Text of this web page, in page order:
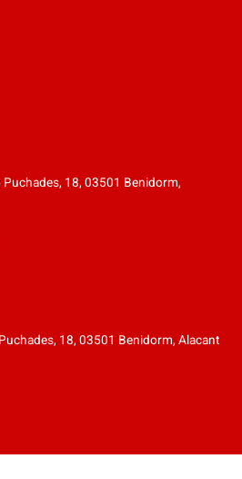
18, 03501 Benidorm,
18, 03501 Benidorm, Alacant